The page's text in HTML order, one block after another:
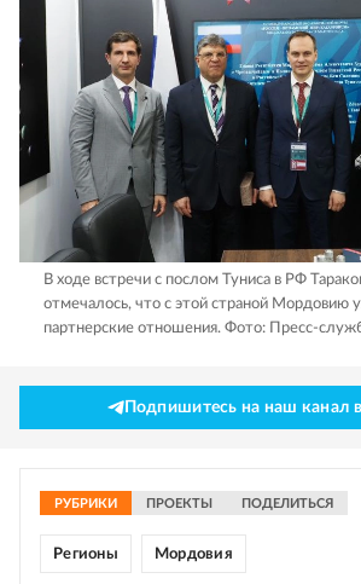
В ходе встречи с послом Туниса в РФ
отмечалось, что с этой страной Мордовию
партнерские отношения. Фото: Пресс-
Подпишитесь на наш канал в
РУБРИКИ ПРОЕКТЫ ПОДЕЛИТЬСЯ
Регионы Мордовия